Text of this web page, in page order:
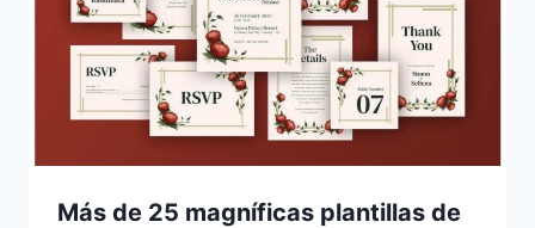
Más de 25 magníficas plantillas de